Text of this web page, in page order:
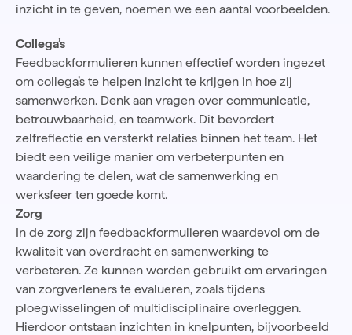
inzicht in te geven, noemen we een aantal voorbeelden.
Collega’s
Feedbackformulieren kunnen effectief worden ingezet
om collega’s te helpen inzicht te krijgen in hoe zij
samenwerken. Denk aan vragen over communicatie,
betrouwbaarheid, en teamwork. Dit bevordert
zelfreflectie en versterkt relaties binnen het team. Het
biedt een veilige manier om verbeterpunten en
waardering te delen, wat de samenwerking en
werksfeer ten goede komt.
Zorg
In de zorg zijn feedbackformulieren waardevol om de
kwaliteit van overdracht en samenwerking te
verbeteren. Ze kunnen worden gebruikt om ervaringen
van zorgverleners te evalueren, zoals tijdens
ploegwisselingen of multidisciplinaire overleggen.
Hierdoor ontstaan inzichten in knelpunten, bijvoorbeeld